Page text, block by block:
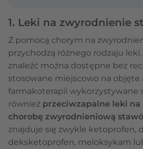
1. Leki na zwyrodnienie
Z pomocą chorym na
przychodzą różnego rodzaju
znaleźć można dostępne bez
stosowane miejscowo na objęte
farmakoterapii wykorzystywane
również przeciwzapalne leki na
chorobę zwyrodnieniową
znajduje się zwykle ketoprofen,
deksketoprofen, meloksykam